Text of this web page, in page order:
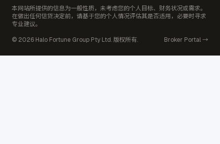
本网站所提供的信息为一般性质，未考虑您的个人目标、财务状况或需求。
在做出任何信贷决定前，请基于您的个人情况评估其是否适用，必要时寻求
专业建议。
© 2026 Halo Fortune Group Pty Ltd. 版权所有.
Broker Portal →